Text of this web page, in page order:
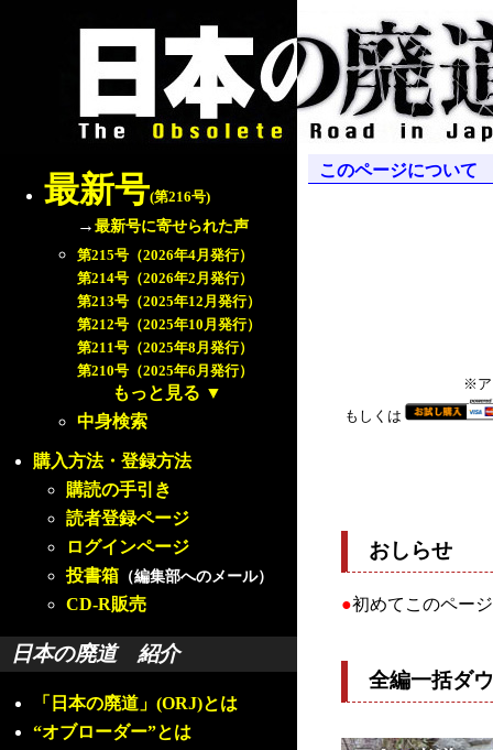
最新号(第216号)
→最新号に寄せられた声
第215号（2026年4月発行）
第214号（2026年2月発行）
第213号（2025年12月発行）
第212号（2025年10月発行）
第211号（2025年8月発行）
第210号（2025年6月発行）
もっと見る ▼
中身検索
購入方法・登録方法
購読の手引き
読者登録ページ
ログインページ
投書箱 （編集部へのメール）
CD-R販売
日本の廃道 紹介
「日本の廃道」(ORJ)とは
“オブローダー”とは
このページについて
※ア
もしくは
おしらせ
●初めてこのペー
全編一括ダ